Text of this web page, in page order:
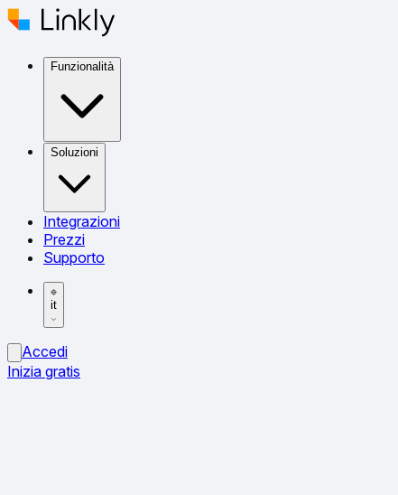
Funzionalità
Soluzioni
Integrazioni
Prezzi
Supporto
it
Accedi
Inizia gratis